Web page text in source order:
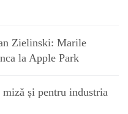
Zielinski: Marile
la Apple Park
și pentru industria